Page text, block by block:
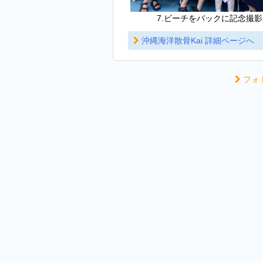
7.ビーチをバックに記念撮影
沖縄海洋散骨Kai 詳細ページへ
フォ